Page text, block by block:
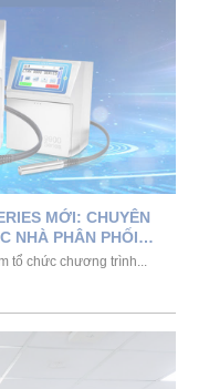
MỚI: CHUYÊN
NHÀ PHÂN PHỐI
tổ chức chương trình...